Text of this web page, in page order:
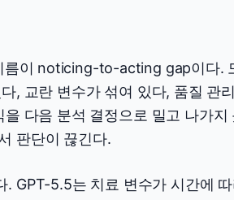
름이 noticing-to-acting gap이다.
, 교란 변수가 섞여 있다, 품질 관
다음 분석 결정으로 밀고 나가지
판단이 끊긴다.
GPT-5.5는 치료 변수가 시간에